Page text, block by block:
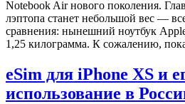
Notebook Air нового поколения.
лэптопа станет небольшой вес —
сравнения: нынешний ноутбук
1,25 килограмма. К сожалению,
eSim для iPhone XS и
использование в